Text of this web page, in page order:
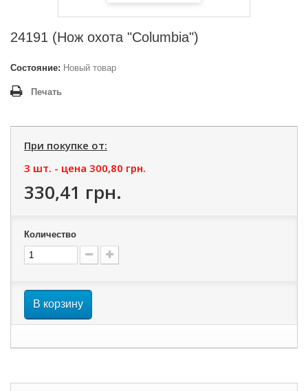
24191 (Нож охота "Columbia")
Состояние: Новый товар
Печать
При покупке от:
3 шт. - цена 300,80 грн.
330,41 грн.
Количество
В корзину